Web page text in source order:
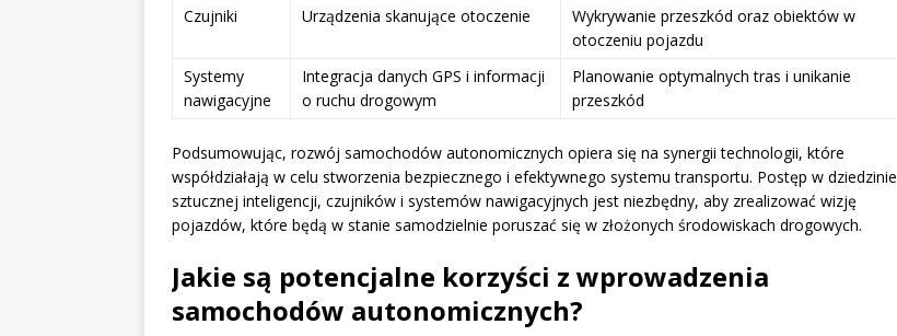
Czujniki
Urządzenia skanujące otoczenie
Wykrywanie przeszkód oraz obiektów w
otoczeniu pojazdu
Systemy
nawigacyjne
Integracja danych GPS i informacji
o ruchu drogowym
Planowanie optymalnych tras i unikanie
przeszkód
Podsumowując, rozwój samochodów autonomicznych opiera się na synergii technologii, które
współdziałają w celu stworzenia bezpiecznego i efektywnego systemu transportu. Postęp w dziedzinie
sztucznej inteligencji, czujników i systemów nawigacyjnych jest niezbędny, aby zrealizować wizję
pojazdów, które będą w stanie samodzielnie poruszać się w złożonych środowiskach drogowych.
Jakie są potencjalne korzyści z wprowadzenia
samochodów autonomicznych?